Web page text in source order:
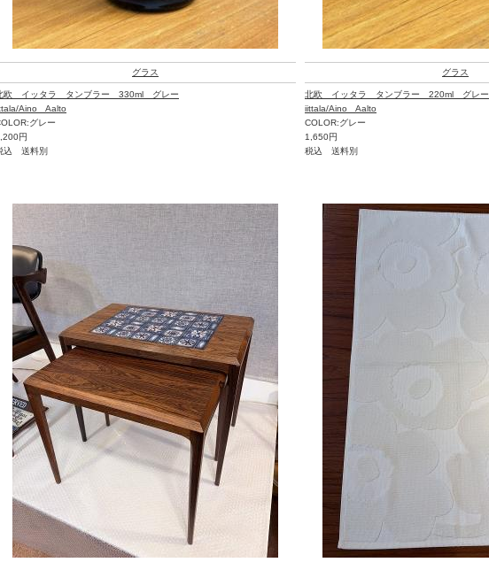
グラス
欧 イッタラ タンブラー 330ml グレー
Aino Aalto
グレー
円
込 送料別
グラス
北欧 イッタラ タンブラー 220ml グレー
iittala/Aino Aalto
COLOR:グレー
1,650円
税込 送料別